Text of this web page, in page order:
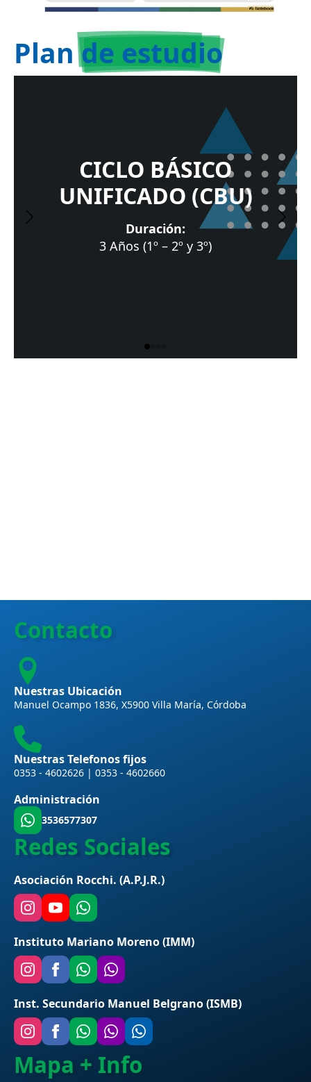
Plan de estudio
CICLO BÁSICO
UNIFICADO (CBU)
Duración:
3 Años (1º – 2º y 3º)
Contacto
Nuestras Ubicación
Manuel Ocampo 1836, X5900 Villa María, Córdoba
Nuestras Telefonos fijos
0353 - 4602626 | 0353 - 4602660
Administración
3536577307
Redes Sociales
Asociación Rocchi. (A.P.J.R.)
Instituto Mariano Moreno (IMM)
Inst. Secundario Manuel Belgrano (ISMB)
Mapa + Info